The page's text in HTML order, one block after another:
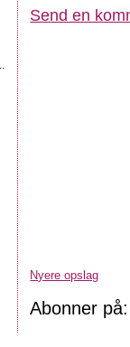
Send en
Nyere opslag
Abonner